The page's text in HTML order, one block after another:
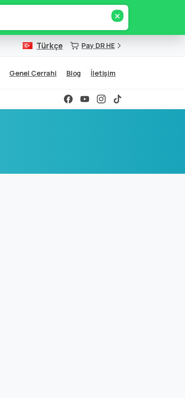
×
Türkçe Pay DR HE
Genel Cerrahi Blog İletişim